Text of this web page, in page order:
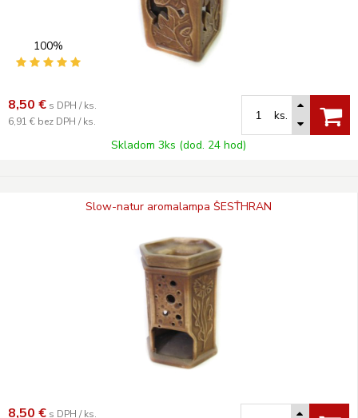
100%
8,50 € s DPH / ks.
6,91 € bez DPH / ks.
ks.
Skladom 3ks (dod. 24 hod)
Slow-natur aromalampa ŠESŤHRAN
8,50 € s DPH / ks.